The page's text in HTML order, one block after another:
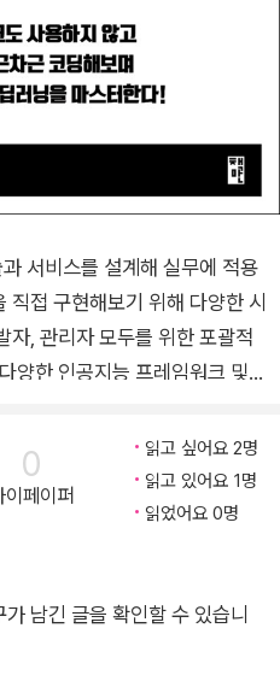
서비스를 설계해 실무에 적용
접 구현해보기 위해 다양한 시
자, 관리자 모두를 위한 포괄적
한 알고리즘 이론 학습과 풍부
능에 대한 배경과 정의, 머신러
능 서비스를 도입하기 위한 여
무엇인
러닝에 관한 핵심 사항과 배경
활용하는 여러 가지 서비스를
0
이페이퍼
읽고 싶어요 2명
읽고 있어요 1명
읽었어요 0명
남긴 글을 확인할 수 있습니